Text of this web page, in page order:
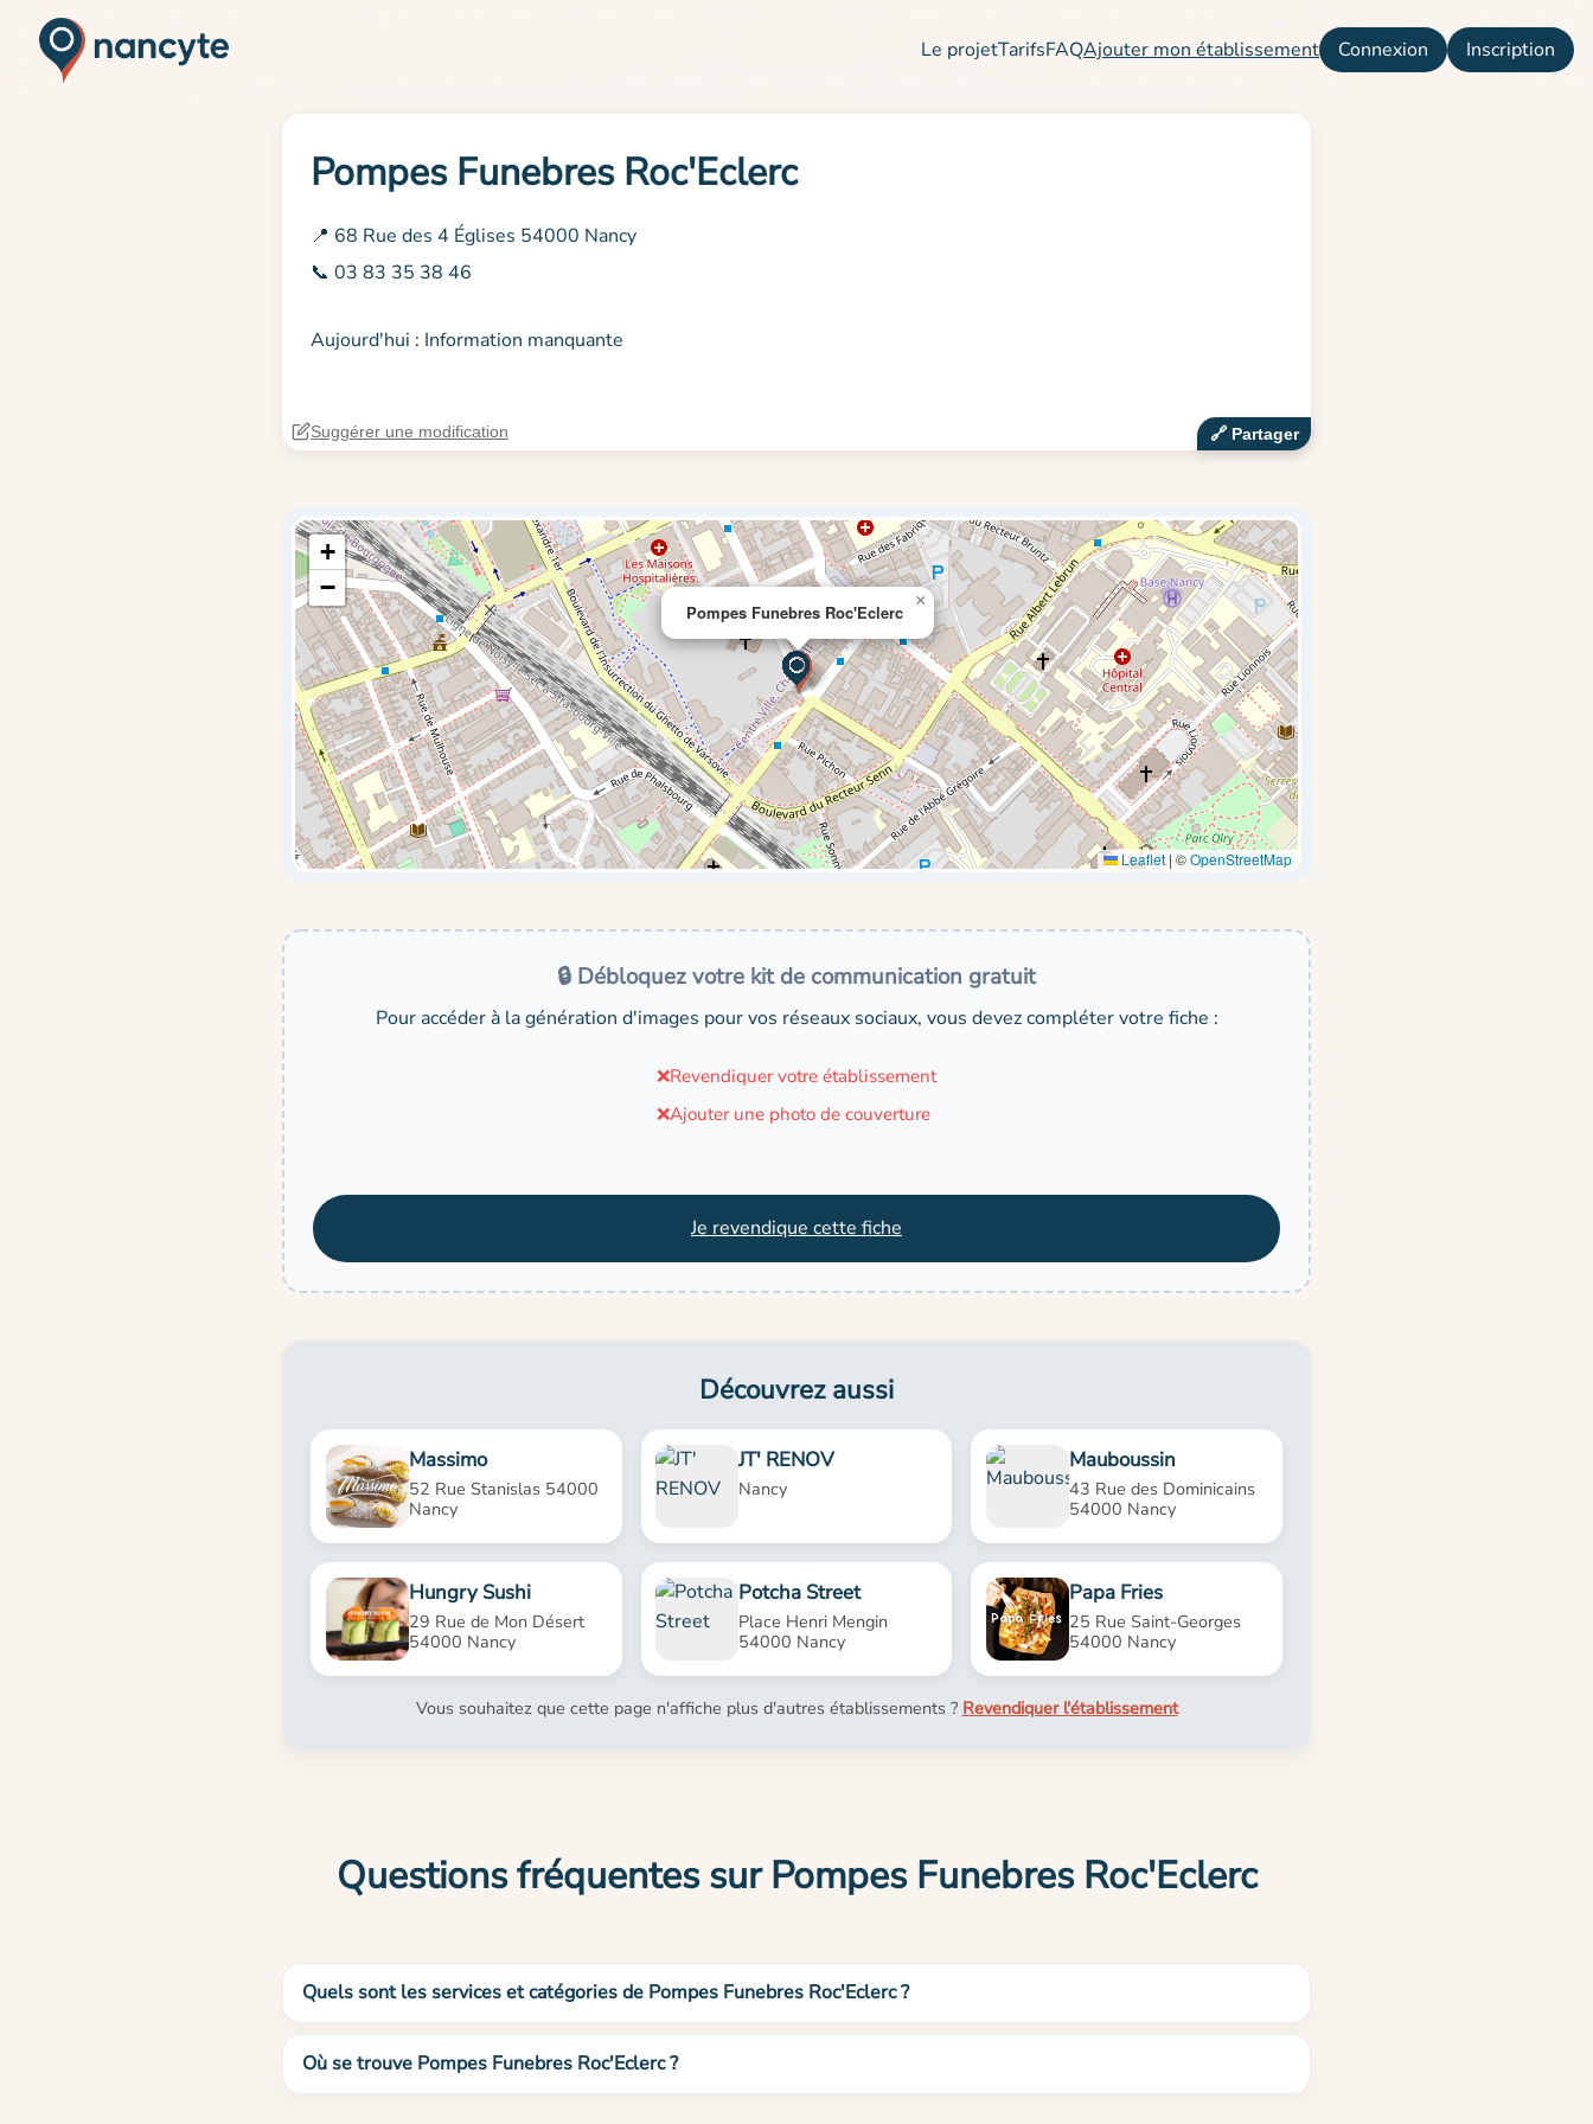
Le projetTarifsFAQAjouter mon établissement Connexion Inscription
Pompes Funebres Roc'Eclerc
📍 68 Rue des 4 Églises 54000 Nancy
📞 03 83 35 38 46
Aujourd'hui : Information manquante
🔗‍️ Partager
Suggérer une modification
Pompes Funebres Roc'Eclerc
×
+
−
Leaflet |©OpenStreetMap
🔒 Débloquez votre kit de communication gratuit
Pour accéder à la génération d'images pour vos réseaux sociaux, vous devez compléter votre fiche :
❌Revendiquer votre établissement
❌Ajouter une photo de couverture
Je revendique cette fiche
Découvrez aussi
Massimo
52 Rue Stanislas 54000
Nancy
JT' RENOV
Nancy
Mauboussin
43 Rue des Dominicains
54000 Nancy
Hungry Sushi
29 Rue de Mon Désert
54000 Nancy
Potcha Street
Place Henri Mengin
54000 Nancy
Papa Fries
25 Rue Saint-Georges
54000 Nancy
Vous souhaitez que cette page n'affiche plus d'autres établissements ? Revendiquer l'établissement
Questions fréquentes sur Pompes Funebres Roc'Eclerc
Quels sont les services et catégories de Pompes Funebres Roc'Eclerc ?
Où se trouve Pompes Funebres Roc'Eclerc ?